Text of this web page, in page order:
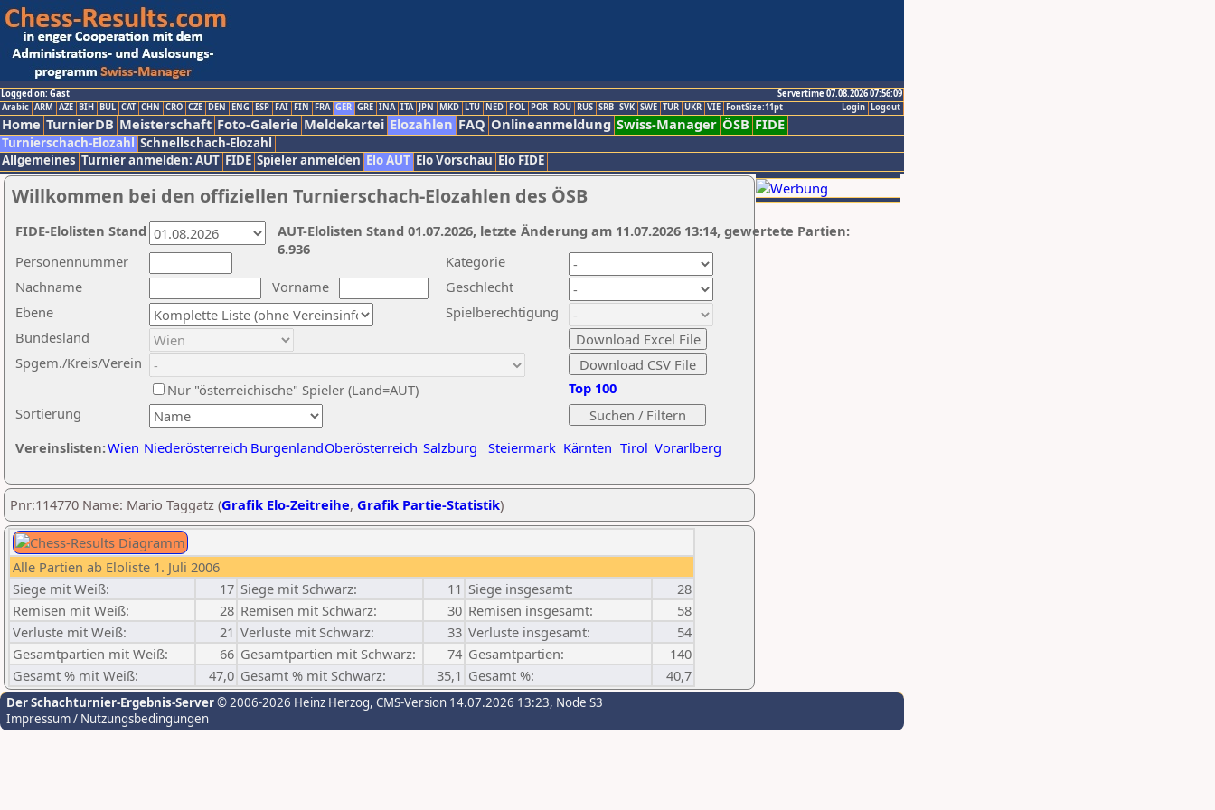
Logged on: Gast
Servertime 07.08.2026 07:56:09
Logout
Login
Arabic ARM AZE BIH BUL CAT CHN CRO CZE DEN ENG ESP FAI FIN FRA GER GRE INA ITA JPN MKD LTU NED POL POR ROU RUS SRB SVK SWE TUR UKR VIE FontSize:11pt
Home TurnierDB Meisterschaft Foto-Galerie Meldekartei Elozahlen FAQ Onlineanmeldung Swiss-Manager ÖSB FIDE
Turnierschach-Elozahl Schnellschach-Elozahl
Allgemeines Turnier anmelden: AUT FIDE Spieler anmelden Elo AUT Elo Vorschau Elo FIDE
Willkommen bei den offiziellen Turnierschach-Elozahlen des ÖSB
Nachname
Vorname
Ebene
Kategorie
Sortierung
Personennummer
Bundesland
Spgem./Kreis/Verein
Geschlecht
Nur "österreichische" Spieler (Land=AUT)
Spielberechtigung
Vereinslisten:Wien Niederösterreich BurgenlandOberösterreich Salzburg Steiermark Kärnten Tirol Vorarlberg
Top 100
AUT-Elolisten Stand 01.07.2026, letzte Änderung am 11.07.2026 13:14, gewertete Partien:
6.936
FIDE-Elolisten Stand
Pnr:114770 Name: Mario Taggatz (Grafik Elo-Zeitreihe, Grafik Partie-Statistik)
Alle Partien ab Eloliste 1. Juli 2006
Siege mit Weiß:
17 Siege mit Schwarz: 11 Siege insgesamt:
28
Remisen mit Weiß:
28 Remisen mit Schwarz: 30 Remisen insgesamt:
58
Verluste mit Weiß:
21 Verluste mit Schwarz: 33 Verluste insgesamt:
54
Gesamtpartien mit Weiß:
66 Gesamtpartien mit Schwarz: 74 Gesamtpartien:
140
Gesamt % mit Weiß:
47,0 Gesamt % mit Schwarz: 35,1 Gesamt %: 40,7
Der Schachturnier-Ergebnis-Server© 2006-2026 Heinz Herzog, CMS-Version 14.07.2026 13:23, Node S3
Impressum / Nutzungsbedingungen